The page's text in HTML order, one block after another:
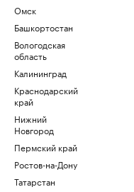
Омск
Башкортостан
Вологодская
область
Калининград
Краснодарский
край
Нижний
Новгород
Пермский край
Ростов-на-Дону
Татарстан